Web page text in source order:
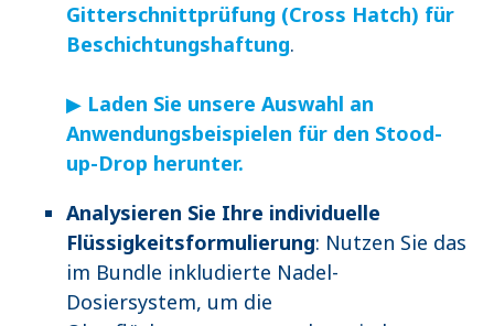
Gitterschnittprüfung (Cross Hatch) für
Beschichtungshaftung.
▶ Laden Sie unsere Auswahl an
Anwendungsbeispielen für den Stood-
up-Drop herunter.
Analysieren Sie Ihre individuelle
Flüssigkeitsformulierung: Nutzen Sie das
im Bundle inkludierte Nadel-
Dosiersystem, um die